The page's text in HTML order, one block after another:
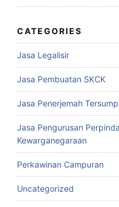
CATEGORIES
Jasa Legalisir
Jasa Pembuatan SKCK
Jasa Penerjemah
Jasa Pengurusan
Kewarganegaraan
Perkawinan Campuran
Uncategorized